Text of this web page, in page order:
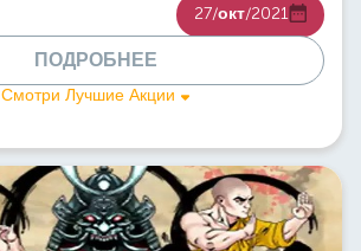
27/окт/2021
ПОДРОБНЕЕ
Смотри Лучшие Акции